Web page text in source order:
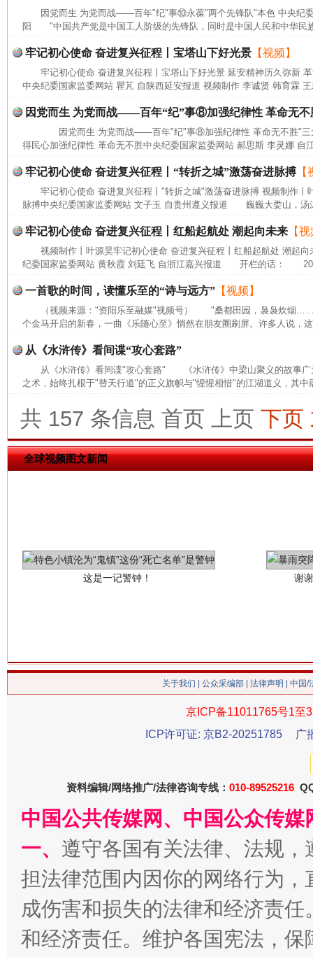
因党而生 为党而战——百年"纪"事⑩永葆"两个先锋队"本色 中央纪
阳 "中国共产党是中国工人阶级的先锋队，同时是中国人民和中华民
牢记初心使命 奋进复兴征程丨宝塔山下好光景 【视频】
牢记初心使命 奋进复兴征程丨宝塔山下好光景 延安精神历久弥新
中央纪委国家监委网站 瞿芃 自陕西延安报道 视频制作 李诚贤 韩育霖
因党而生 为党而战——百年“纪”事⑧加强纪律性 革命无不
因党而生 为党而战——百年"纪"事⑧加强纪律性 革命无不胜"三
得民心加强纪律性 革命无不胜中央纪委国家监委网站 郝思斯 李灵娜 自
牢记初心使命 奋进复兴征程丨“转折之城”激荡奋进脉搏【
牢记初心使命 奋进复兴征程丨"转折之城"激荡奋进脉搏 视频制作丨
脉搏中央纪委国家监委网站 文子玉 自贵州遵义报道 巍巍大娄山，汤
牢记初心使命 奋进复兴征程丨红船起航处 潮起向未来 【
视频制作丨叶源昊牢记初心使命 奋进复兴征程丨红船起航处 潮起
纪委国家监委网站 黄秋霞 刘廷飞 自浙江嘉兴报道 开栏的话：
一首歌的时间，读懂乐至的“诗与远方” 【视频】
（视频来源："资阳乐至融媒"视频号） "桑都田园，袅袅炊烟
个金马开启的新春，一曲《乐随心至》悄然在朋友圈刷屏。许多人说，
从《水浒传》看间谍“攻心套路”
从《水浒传》看间谍"攻心套路" 《水浒传》中梁山聚义的故事广
之术，始终扎根于"替天行道"的正义旗帜与"惺惺相惜"的江湖道义，其中
共 157 条信息 首页 上页 下页
全球视频图文新闻
今
习近平的博鳌关键词
魏明亮
关于我们 公众采编部 法律声明 | 中国
京ICP备11011765号1至
ICP许可证: 京B2-20251785
广
资料编辑/网络推广/法律咨询专线： 010-89525216
中国公共传媒网、中国公众传
一、 遵守各国有关法律、法规
担法律范围内因你的网络行为
成伤害和损失的法律和经济责
和经济责任。维护各国宪法，